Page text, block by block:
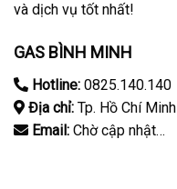
và dịch vụ tốt nhất!
GAS BÌNH MINH
Hotline: 0825.140.140
Địa chỉ: Tp. Hồ Chí Minh
Email: Chờ cập nhật…